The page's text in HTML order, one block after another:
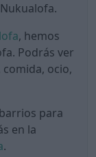
, hemos
Podrás ver
ocio,
para
en la
.